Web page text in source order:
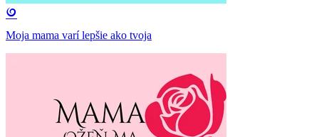
Moja mama varí lepšie ako tvoja